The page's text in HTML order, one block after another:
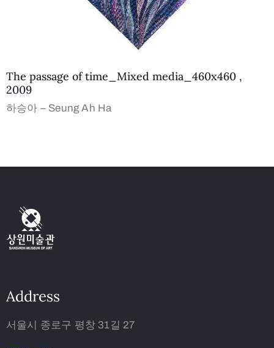
The passage of time_Mixed media_460x460 ,
2009
하승아 – Seung Ah Ha
Address
서울시 종로구 평창 31길 27